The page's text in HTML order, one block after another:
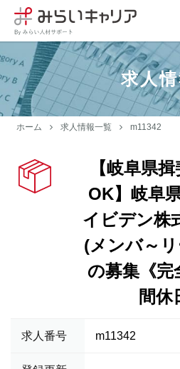
求人
ホーム 求人情報一覧 m11342
【岐阜県
OK】岐阜
イビデン株
(メンバ～
の募集《完
間休
求人番号 m11342